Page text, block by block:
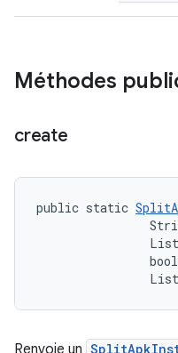
Méthodes
create
public static
Renvoie un